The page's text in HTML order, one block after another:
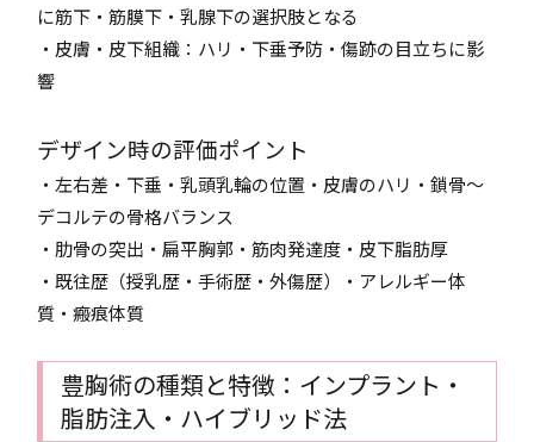
に筋下・筋膜下・乳腺下の選択肢となる
・皮膚・皮下組織：ハリ・下垂予防・傷跡の目立ちに影
響
デザイン時の評価ポイント
・左右差・下垂・乳頭乳輪の位置・皮膚のハリ・鎖骨〜
デコルテの骨格バランス
・肋骨の突出・扁平胸郭・筋肉発達度・皮下脂肪厚
・既往歴（授乳歴・手術歴・外傷歴）・アレルギー体
質・瘢痕体質
豊胸術の種類と特徴：インプラント・
脂肪注入・ハイブリッド法